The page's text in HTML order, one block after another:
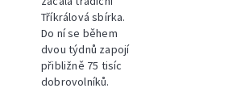
Tříkrálová sbírka.
Do ní se během
dvou týdnů zapojí
přibližně 75 tisíc
dobrovolníků.